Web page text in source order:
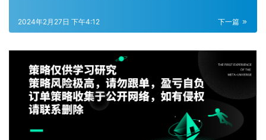
下一篇
2024年2月27日 下午4:12